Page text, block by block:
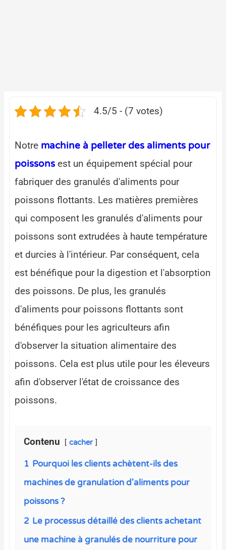
4.5/5 - (7 votes)
Notre machine à pelleter des aliments pour
poissons est un équipement spécial pour
fabriquer des granulés d'aliments pour
poissons flottants. Les matières premières
qui composent les granulés d'aliments pour
poissons sont extrudées à haute température
et durcies à l'intérieur. Par conséquent, cela
est bénéfique pour la digestion et l'absorption
des poissons. De plus, les granulés
d'aliments pour poissons flottants sont
bénéfiques pour les agriculteurs afin
d'observer la situation alimentaire des
poissons. Cela est plus utile pour les éleveurs
afin d'observer l'état de croissance des
poissons.
Contenu cacher
1 Pourquoi les clients achètent-ils des
machines de granulation d'aliments pour
poissons ?
2 Le processus détaillé des clients achetant
une machine à granulés de nourriture pour